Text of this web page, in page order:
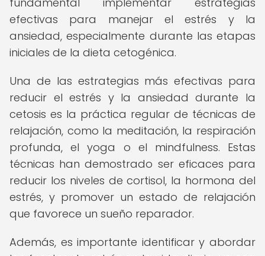
efectivas para manejar el estrés y la
ansiedad, especialmente durante las etapas
iniciales de la dieta cetogénica.
Una de las estrategias más efectivas para
reducir el estrés y la ansiedad durante la
cetosis es la práctica regular de técnicas de
relajación, como la meditación, la respiración
profunda, el yoga o el mindfulness. Estas
técnicas han demostrado ser eficaces para
reducir los niveles de cortisol, la hormona del
estrés, y promover un estado de relajación
que favorece un sueño reparador.
Además, es importante identificar y abordar